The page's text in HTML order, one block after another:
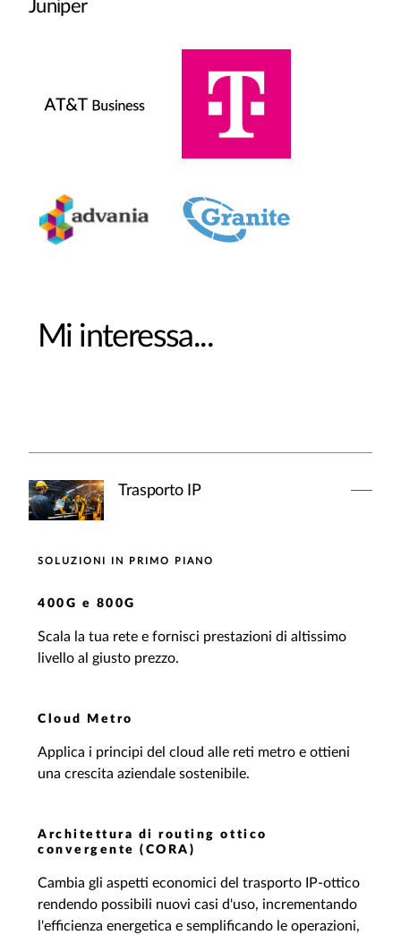
Juniper
Mi interessa...
Trasporto IP
SOLUZIONI IN PRIMO PIANO
400G e 800G
Scala la tua rete e fornisci prestazioni di altissimo
livello al giusto prezzo.
Cloud Metro
Applica i principi del cloud alle reti metro e ottieni
una crescita aziendale sostenibile.
Architettura di routing ottico
convergente (CORA)
Cambia gli aspetti economici del trasporto IP-ottico
rendendo possibili nuovi casi d'uso, incrementando
l'efficienza energetica e semplificando le operazioni,